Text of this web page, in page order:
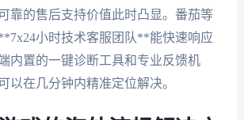
靠的售后支持价值此时凸显。番茄等
小时技术客服团队**能快速响应
内置的一键诊断工具和专业反馈机
以在几分钟内精准定位解决。